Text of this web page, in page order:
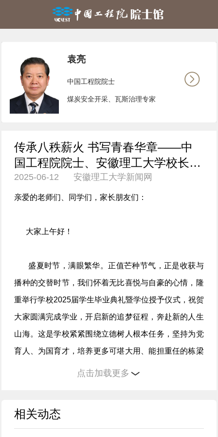
袁亮
中国工程院院士
煤炭安全开采、瓦斯治理专家
传承八秩薪火 书写青春华章——中
国工程院院士、安徽理工大学校长袁
亮在2025届毕业典礼暨学位授予仪式
上的讲话
2025-06-12 安徽理工大学新闻网
亲爱的老师们、同学们，家长朋友们：
大家上午好！
盛夏时节，满眼繁华。正值芒种节气，正是收获与
播种的交替时节，我们怀着无比喜悦与自豪的心情，隆
重举行学校2025届学生毕业典礼暨学位授予仪式，祝贺
大家圆满完成学业，开启新的追梦征程，奔赴新的人生
山海。这是学校紧紧围绕立德树人根本任务，坚持为党
育人、为国育才，培养更多可堪大用、能担重任的栋梁
之才的鲜明体现。在此，我代表学校向大家表示最热烈
点击加载更多
相关动态